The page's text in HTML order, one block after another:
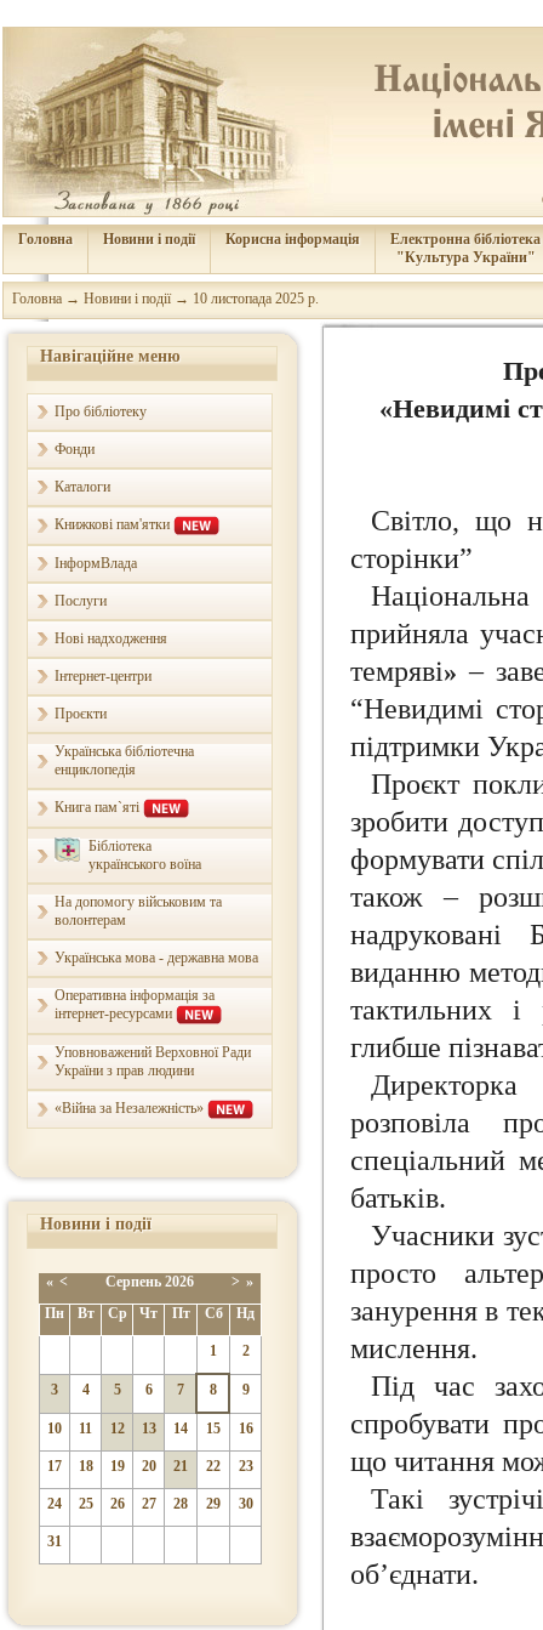
Головна Новини і події Корисна інформація
Електронна бібліотека
"Культура України"
Головна → Новини і події→ 10 листопада 2025 р.
Навігаційне меню
Про бібліотеку
Фонди
Каталоги
Книжкові пам'ятки
ІнформВлада
Послуги
Нові надходження
Інтернет-центри
Проєкти
Українська бібліотечна
енциклопедія
Книга пам`яті
Бібліотека
українського воїна
На допомогу військовим та
волонтерам
Українська мова - державна мова
Оперативна інформація за
інтернет-ресурсами
Уповноважений Верховної Ради
України з прав людини
«Війна за Незалежність»
Новини і події
« < Серпень2026 > »
Пн
Вт Ср Чт Пт Сб Нд
1 2
3 4 5 6 7 8 9
10 11 12 13 14 15 16
17 18 19 20 21 22 23
24 25 26 27 28 29 30
31
«Невидимі
Світло, що
сторінки”
прийняла
темряві» –
“Невидимі
підтримки
Проєкт
зробити
формувати
також –
виданню
тактильних і
глибше
розповіла
спеціальний
батьків.
Учасники
просто
занурення в
мислення.
Під час
спробувати
що читання
Такі
об’єднати.